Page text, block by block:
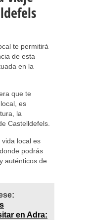
te permitirá
de esta
en la
que te
es
la
Castelldefels.
local es
podrás
auténticos de
en Adra: